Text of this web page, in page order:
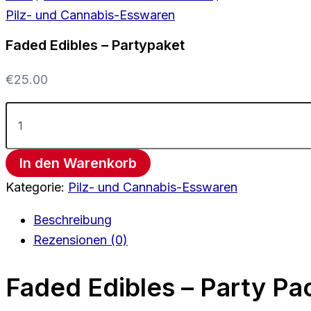
Pilz- und Cannabis-Esswaren
Faded Edibles – Partypaket
€25.00
In den Warenkorb
Kategorie: Pilz- und Cannabis-Esswaren
Beschreibung
Rezensionen (0)
Faded Edibles – Party